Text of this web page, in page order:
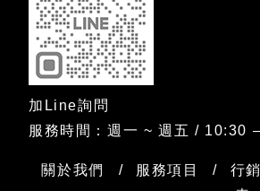
加Line詢問
服務時間：週一 ~ 週五 / 10:30
關於我們 服務項目 行